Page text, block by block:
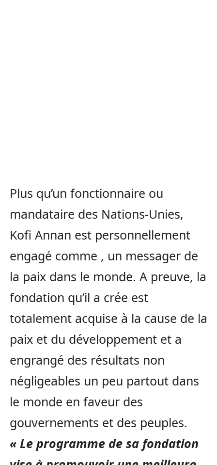
Plus qu’un fonctionnaire ou
mandataire des Nations-Unies,
Kofi Annan est personnellement
engagé comme , un messager de
la paix dans le monde. A preuve, la
fondation qu’il a crée est
totalement acquise à la cause de la
paix et du développement et a
engrangé des résultats non
négligeables un peu partout dans
le monde en faveur des
gouvernements et des peuples.
« Le programme de sa fondation